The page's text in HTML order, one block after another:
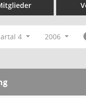
4 2006